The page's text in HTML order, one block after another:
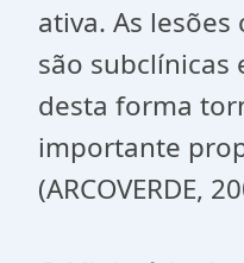
ativa. As
são subclínicas
desta forma
importante
(ARCOVERDE,